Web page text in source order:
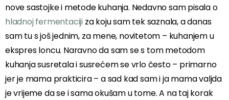
nove sastojke i metode kuhanja. Nedavno sam pisala o
hladnoj fermentaciji za koju sam tek saznala, a danas
sam tu s još jednim, za mene, novitetom – kuhanjem u
ekspres loncu. Naravno da sam se s tom metodom
kuhanja susretala i susrećem se vrlo često – primarno
jer je mama prakticira – a sad kad sam i ja mama valjda
je vrijeme da se i sama okušam u tome. A na taj korak